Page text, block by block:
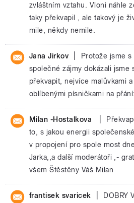
zvláštním vztahu. Vloni náhle
taky překvapil , ale takový je
mile, někdy nemile.
Jana Jirkov
Protože jsme
společné zájmy dokázali jsme
překvapit, nejvíce malůvkami
oblíbenými písničkami na
Milan -Hostalkova
to, s jakou energii
v propojení pro spole most
Jarka,,a další moderátoři ,-
všem Štěstěny Váš Milan
frantisek svaricek
DOBRY